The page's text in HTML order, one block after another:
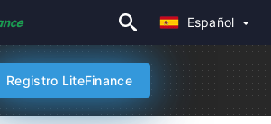
Español
Registro LiteFinance